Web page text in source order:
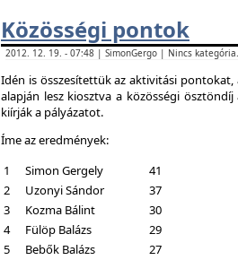
Közösségi pontok
2012. 12. 19. - 07:48 | SimonGergo | Nincs
Idén is összesítettük az aktivitási
alapján lesz kiosztva a közösségi
kiírják a pályázatot.
Íme az eredmények:
1
Simon Gergely
41
2
Uzonyi Sándor
37
3
Kozma Bálint
30
4
Fülöp Balázs
29
5
Bebők Balázs
27